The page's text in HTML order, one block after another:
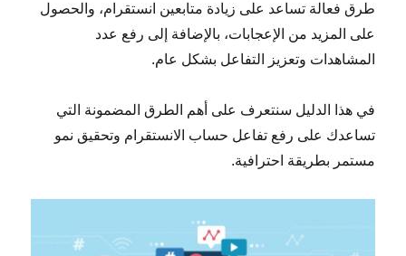
طرق فعالة تساعد على زيادة متابعين انستقرام، والحصول
على المزيد من الإعجابات، بالإضافة إلى رفع عدد
المشاهدات وتعزيز التفاعل بشكل عام.
في هذا الدليل سنتعرف على أهم الطرق المضمونة التي
تساعدك على رفع تفاعل حساب الانستقرام وتحقيق نمو
مستمر بطريقة احترافية.